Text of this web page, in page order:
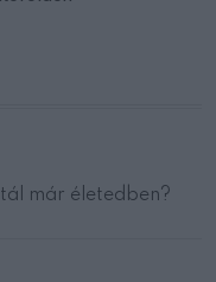
már életedben?